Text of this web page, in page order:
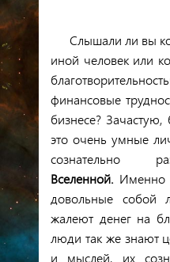
Слышали ли вы
иной человек или
финансовые
бизнесе?
это очень умные
сознательно
Вселенной. Именно
довольные
жалеют денег на
люди так же знают
и мыслей, их